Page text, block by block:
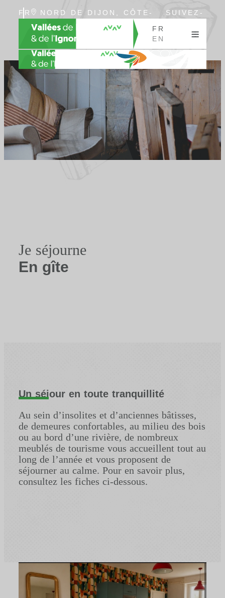
FR
EN
NORD DE DIJON, CÔTE-
D’OR, BOURGOGNE
SUIVEZ-
FR
EN
Je séjourne
En gîte
Un séjour en toute tranquillité
Au sein d’insolites et d’anciennes bâtisses,
de demeures confortables, au milieu des bois
ou au bord d’une rivière, de nombreux
meublés de tourisme vous accueillent tout au
long de l’année et vous proposent de
séjourner au calme. Pour en savoir plus,
consultez les fiches ci-dessous.